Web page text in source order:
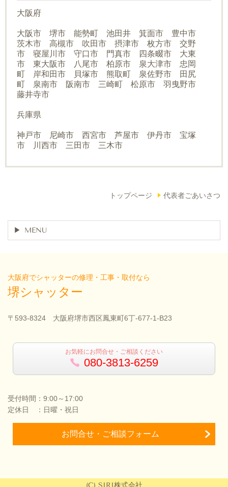
大阪府
大阪市 堺市 能勢町 池田井 箕面市 豊中市
茨木市 高槻市 吹田市 摂津市 枚方市 交野
市 寝屋川市 守口市 門真市 四条畷市 大東
市 東大阪市 八尾市 柏原市 泉大津市 忠岡
町 岸和田市 貝塚市 熊取町 泉佐野市 田尻
町 泉南市 阪南市 三崎町 松原市 羽曳野市
藤井寺市
兵庫県
神戸市 尼崎市 西宮市 芦屋市 伊丹市 宝塚
市 川西市 三田市 三木市
トップページ 代表者ごあいさつ
MENU
大阪府でシャッターの修理・工事・取付なら
堺シャッター
〒593-8324 大阪府堺市西区鳳東町6丁-677-1-B23
お気軽にお問合せ・ご相談ください
080-3813-6259
受付時間：9:00～17:00
定休日 ：日曜・祝日
お問合せ・ご相談フォーム
(C) SIRI株式会社